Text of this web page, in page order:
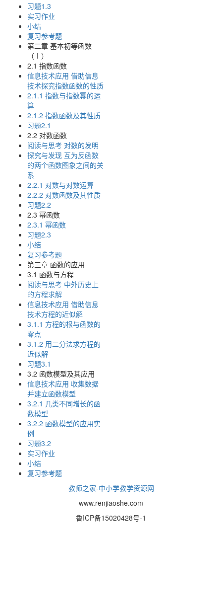
习题1.3
实习作业
小结
复习参考题
第二章 基本初等函数
（Ⅰ）
2.1 指数函数
信息技术应用 借助信息
技术探究指数函数的性质
2.1.1 指数与指数幂的运
算
2.1.2 指数函数及其性质
习题2.1
2.2 对数函数
阅读与思考 对数的发明
探究与发现 互为反函数
的两个函数图象之间的关
系
2.2.1 对数与对数运算
2.2.2 对数函数及其性质
习题2.2
2.3 幂函数
2.3.1 幂函数
习题2.3
小结
复习参考题
第三章 函数的应用
3.1 函数与方程
阅读与思考 中外历史上
的方程求解
信息技术应用 借助信息
技术方程的近似解
3.1.1 方程的根与函数的
零点
3.1.2 用二分法求方程的
近似解
习题3.1
3.2 函数模型及其应用
信息技术应用 收集数据
并建立函数模型
3.2.1 几类不同增长的函
数模型
3.2.2 函数模型的应用实
例
习题3.2
实习作业
小结
复习参考题
教师之家-中小学教学资源网
www.renjiaoshe.com
鲁ICP备15020428号-1